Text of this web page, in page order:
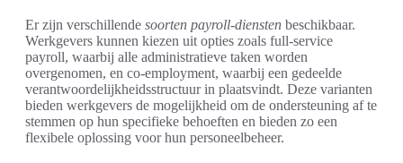
Er zijn verschillende soorten payroll-diensten beschikbaar.
Werkgevers kunnen kiezen uit opties zoals full-service
payroll, waarbij alle administratieve taken worden
overgenomen, en co-employment, waarbij een gedeelde
verantwoordelijkheidsstructuur in plaatsvindt. Deze varianten
bieden werkgevers de mogelijkheid om de ondersteuning af te
stemmen op hun specifieke behoeften en bieden zo een
flexibele oplossing voor hun personeelbeheer.